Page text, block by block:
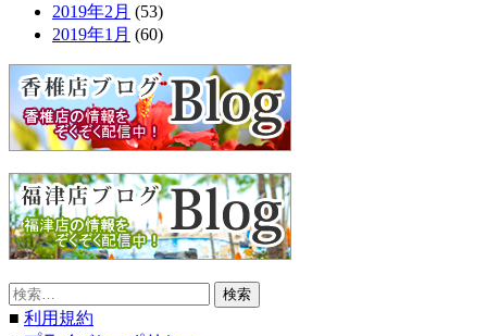
2019年2月 (53)
2019年1月 (60)
検
索:
■ 利用規約